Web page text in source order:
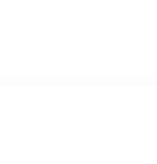
com o mundo natural. A